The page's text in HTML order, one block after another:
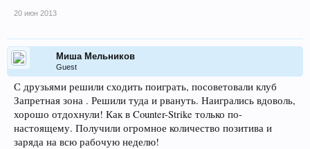
20 июн 2013
Миша Мельников
Guest
С друзьями решили сходить поиграть, посоветовали клуб
Запретная зона . Решили туда и рвануть. Наигрались вдоволь,
хорошо отдохнули! Как в Counter-Strike только по-
настоящему. Получили огромное количество позитива и
заряда на всю рабочую неделю!